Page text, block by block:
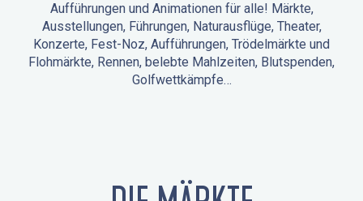
Aufführungen und Animationen für alle! Märkte,
Ausstellungen, Führungen, Naturausflüge, Theater,
Konzerte, Fest-Noz, Aufführungen, Trödelmärkte und
Flohmärkte, Rennen, belebte Mahlzeiten, Blutspenden,
Golfwettkämpfe…